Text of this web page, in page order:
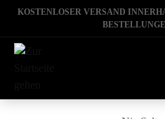
KOSTENLOSER VERSAND